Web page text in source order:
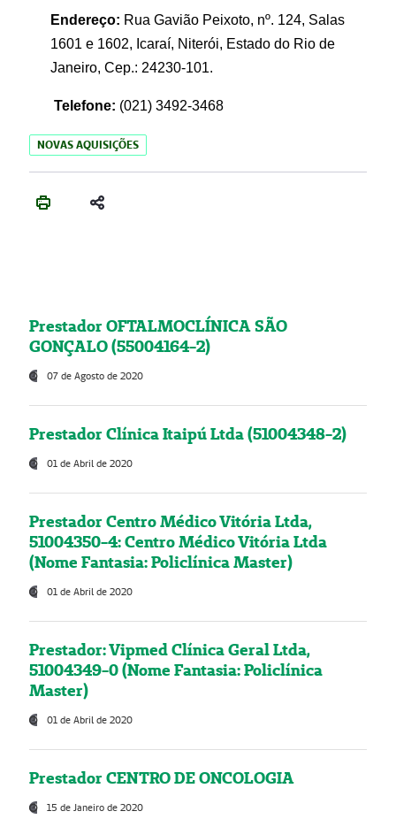
Endereço: Rua Gavião Peixoto, nº. 124, Salas
1601 e 1602, Icaraí, Niterói, Estado do Rio de
Janeiro, Cep.: 24230-101.
Telefone: (021) 3492-3468
NOVAS AQUISIÇÕES
Prestador OFTALMOCLÍNICA SÃO
GONÇALO (55004164-2)
07 de Agosto de 2020
Prestador Clínica Itaipú Ltda (51004348-2)
01 de Abril de 2020
Prestador Centro Médico Vitória Ltda,
51004350-4: Centro Médico Vitória Ltda
(Nome Fantasia: Policlínica Master)
01 de Abril de 2020
Prestador: Vipmed Clínica Geral Ltda,
51004349-0 (Nome Fantasia: Policlínica
Master)
01 de Abril de 2020
Prestador CENTRO DE ONCOLOGIA
15 de Janeiro de 2020